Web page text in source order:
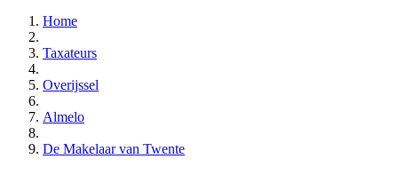
Home
Taxateurs
Overijssel
Almelo
De Makelaar van Twente